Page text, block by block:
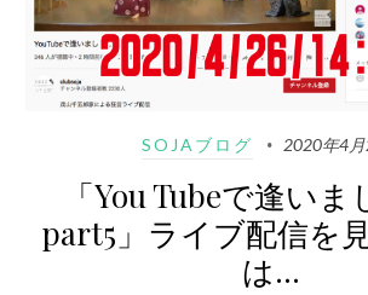
SOJAブログ 2020年4
「You Tubeで逢いま
part5」ライブ配信を
は…